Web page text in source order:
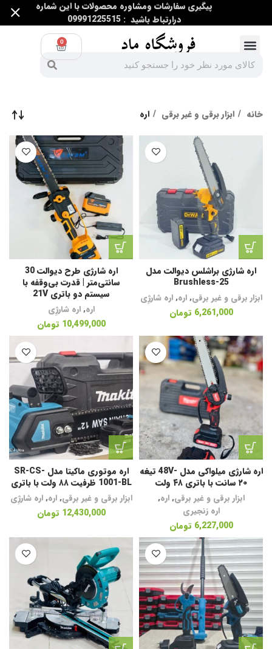
0
خانه ابزار برقی و غیر برقی اره
اره شارژی براشلس دیوالت مدل
Brushless-25
ابزار برقی و غیر برقی,اره,اره شارژِی
6,261,000 تومان
اره شارژی طرح دیوالت 30
سانتی‌متر | قدرت بی‌وقفه با
سیستم دو باتری 21V
اره,اره شارژِی
10,499,000 تومان
اره شارژی میلواکی مدل -48V تیغه
۲۰ سانت با باتری ۴۸ ولت
ابزار برقی و غیر برقی,اره,
اره زنجیری
6,227,000 تومان
اره موتوری ماکیتا مدل SR-CS-
1001-BL ظرفیت ۸۸ ولت با باتری
ابزار برقی و غیر برقی,اره,اره شارژِی
12,430,000 تومان
پیگیری سفارشات ومشاوره محصولات با این شماره
درارتباط باشید : 09991225515